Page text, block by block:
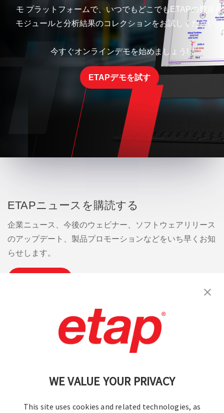
WE VALUE YOUR PRIVACY
This site uses cookies and related technologies, as
モ プラットフォームで、いつでもどこでもETAPの豊富な
モジュールと分析結果のコレクションをお試しください。
今すぐオンラインデモを始めましょう!
ETAPデモを試す
ETAPニュースを購読する
企業ニュース、今後のウェビナー、ソフトウェアリリース
のアップデート、製品プロモーションなどをいち早くお知
らせします。
お問い合わせください。 | 利用規約
プライバシーポリシー | サイトマップ